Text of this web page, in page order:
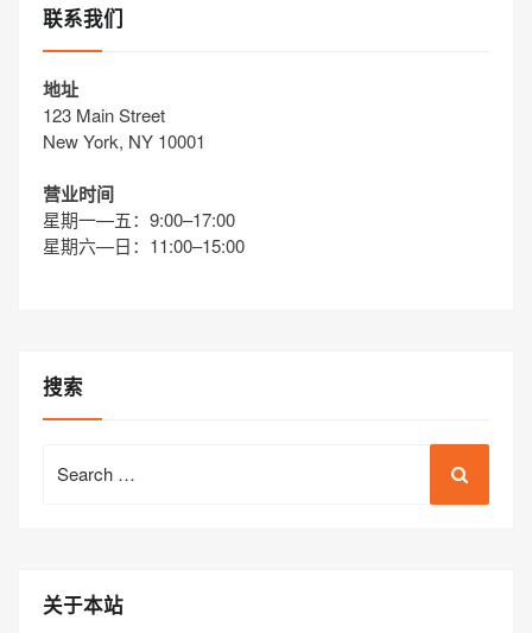
联系我们
地址
123 Main Street
New York, NY 10001
营业时间
星期一—五：9:00–17:00
星期六—日：11:00–15:00
搜索
for:
关于本站